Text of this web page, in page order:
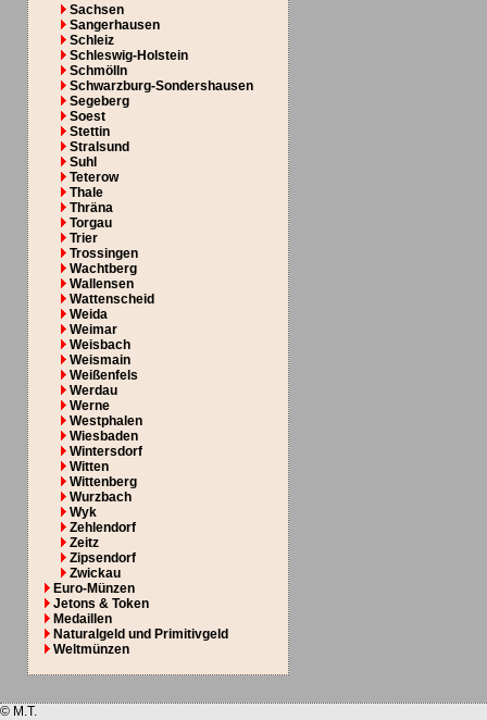
Sachsen
Sangerhausen
Schleiz
Schleswig-Holstein
Schmölln
Schwarzburg-Sondershausen
Segeberg
Soest
Stettin
Stralsund
Suhl
Teterow
Thale
Thräna
Torgau
Trier
Trossingen
Wachtberg
Wallensen
Wattenscheid
Weida
Weimar
Weisbach
Weismain
Weißenfels
Werdau
Werne
Westphalen
Wiesbaden
Wintersdorf
Witten
Wittenberg
Wurzbach
Wyk
Zehlendorf
Zeitz
Zipsendorf
Zwickau
Euro-Münzen
Jetons & Token
Medaillen
Naturalgeld und Primitivgeld
Weltmünzen
© M.T.